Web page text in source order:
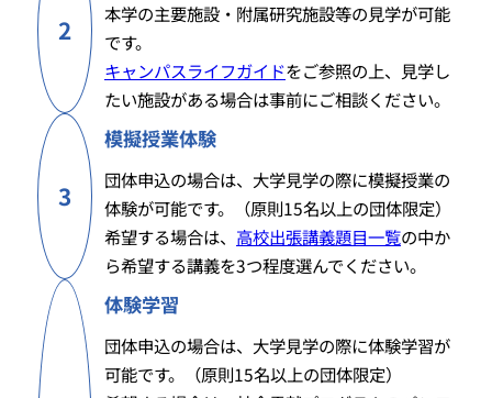
2
本学の主要施設・附属研究施設等の見学が可能
です。
キャンパスライフガイドをご参照の上、見学し
たい施設がある場合は事前にご相談ください。
3
模擬授業体験
団体申込の場合は、大学見学の際に模擬授業の
体験が可能です。（原則15名以上の団体限定）
希望する場合は、 高校出張講義題目一覧の中か
ら希望する講義を3つ程度選んでください。
体験学習
団体申込の場合は、大学見学の際に体験学習が
可能です。（原則15名以上の団体限定）